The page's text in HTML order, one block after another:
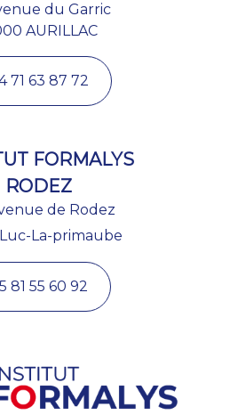
du Garric
AURILLAC
71 63 87 72
FORMALYS
RODEZ
de Rodez
La-primaube
81 55 60 92